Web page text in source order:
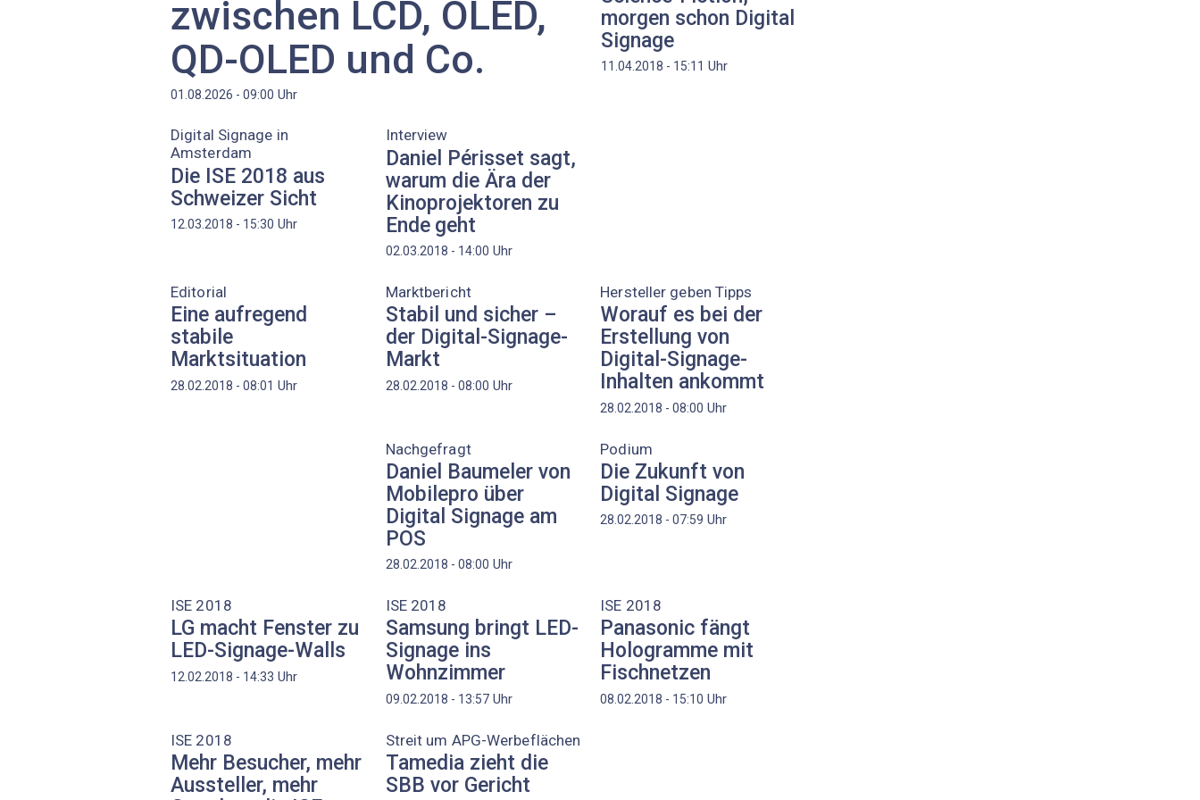
zwischen LCD, OLED,
QD-OLED und Co.
01.08.2026 - 09:00 Uhr
morgen schon Digital
Signage
11.04.2018 - 15:11 Uhr
Digital Signage in
Amsterdam
Die ISE 2018 aus
Schweizer Sicht
12.03.2018 - 15:30 Uhr
Interview
Daniel Périsset sagt,
warum die Ära der
Kinoprojektoren zu
Ende geht
02.03.2018 - 14:00 Uhr
Editorial
Eine aufregend
stabile
Marktsituation
28.02.2018 - 08:01 Uhr
Marktbericht
Stabil und sicher –
der Digital-Signage-
Markt
28.02.2018 - 08:00 Uhr
Hersteller geben Tipps
Worauf es bei der
Erstellung von
Digital-Signage-
Inhalten ankommt
28.02.2018 - 08:00 Uhr
Nachgefragt
Daniel Baumeler von
Mobilepro über
Digital Signage am
POS
28.02.2018 - 08:00 Uhr
Podium
Die Zukunft von
Digital Signage
28.02.2018 - 07:59 Uhr
ISE 2018
LG macht Fenster zu
LED-Signage-Walls
12.02.2018 - 14:33 Uhr
ISE 2018
Samsung bringt LED-
Signage ins
Wohnzimmer
09.02.2018 - 13:57Uhr
ISE 2018
Panasonic fängt
Hologramme mit
Fischnetzen
08.02.2018 - 15:10 Uhr
ISE 2018
Mehr Besucher, mehr
Aussteller, mehr
Streit um APG-Werbeflächen
Tamedia zieht die
SBB vor Gericht